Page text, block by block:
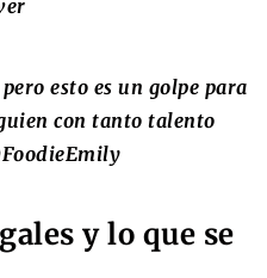
esto es un golpe para
con tanto talento
y lo que se